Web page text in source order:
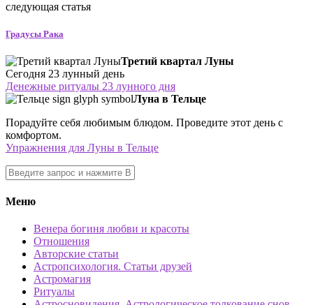
следующая статья
Градусы Рака
Третий квартал Луны
Сегодня 23 лунный день
Денежные ритуалы 23 лунного дня
Луна в Тельце
Порадуйте себя любимым блюдом. Проведите этот день с
комфортом.
Упражнения для Луны в Тельце
Меню
Венера богиня любви и красоты
Отношения
Авторские статьи
Астропсихология. Статьи друзей
Астромагия
Ритуалы